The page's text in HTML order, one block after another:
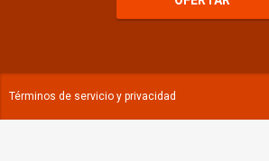
Términos de servicio y privacidad